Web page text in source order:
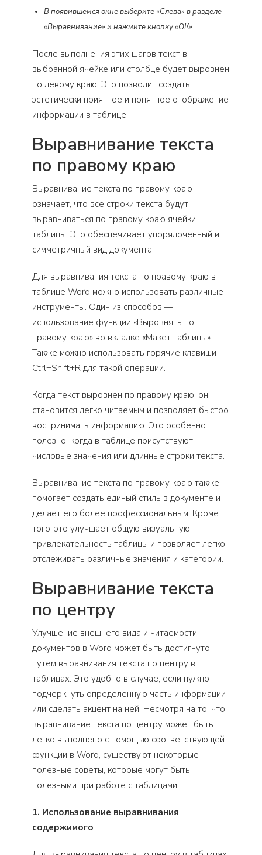
В появившемся окне выберите «Слева» в разделе
«Выравнивание» и нажмите кнопку «ОК».
После выполнения этих шагов текст в
выбранной ячейке или столбце будет выровнен
по левому краю. Это позволит создать
эстетически приятное и понятное отображение
информации в таблице.
Выравнивание текста
по правому краю
Выравнивание текста по правому краю
означает, что все строки текста будут
выравниваться по правому краю ячейки
таблицы. Это обеспечивает упорядоченный и
симметричный вид документа.
Для выравнивания текста по правому краю в
таблице Word можно использовать различные
инструменты. Один из способов —
использование функции «Выровнять по
правому краю» во вкладке «Макет таблицы».
Также можно использовать горячие клавиши
Ctrl+Shift+R для такой операции.
Когда текст выровнен по правому краю, он
становится легко читаемым и позволяет быстро
воспринимать информацию. Это особенно
полезно, когда в таблице присутствуют
числовые значения или длинные строки текста.
Выравнивание текста по правому краю также
помогает создать единый стиль в документе и
делает его более профессиональным. Кроме
того, это улучшает общую визуальную
привлекательность таблицы и позволяет легко
отслеживать различные значения и категории.
Выравнивание текста
по центру
Улучшение внешнего вида и читаемости
документов в Word может быть достигнуто
путем выравнивания текста по центру в
таблицах. Это удобно в случае, если нужно
подчеркнуть определенную часть информации
или сделать акцент на ней. Несмотря на то, что
выравнивание текста по центру может быть
легко выполнено с помощью соответствующей
функции в Word, существуют некоторые
полезные советы, которые могут быть
полезными при работе с таблицами.
1. Использование выравнивания
содержимого